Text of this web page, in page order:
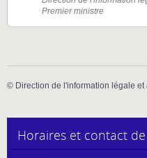
Premier ministre
© Direction de l'information légale et
Horaires et contact